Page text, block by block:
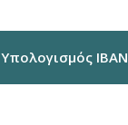
Υπολογισμός IBAN